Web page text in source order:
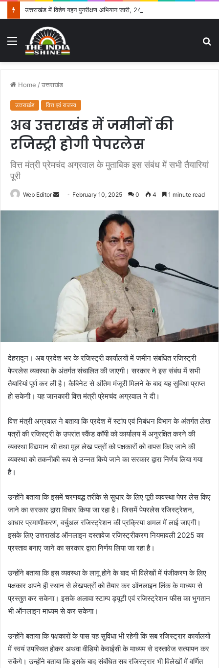
Menu
Home /उत्तराखंड
उत्तराखंड वित्त एवं राजस्व
अब उत्तराखंड में जमीनों की
रजिस्ट्री होगी पेपरलेस
वित्त मंत्री प्रेमचंद अग्रवाल के मुताबिक इस संबंध में सभी तैयारियां
पूरी
Web Editor
a
February 10, 2025 0 4 1 minute read
देहरादून। अब प्रदेश भर के रजिस्ट्री कार्यालयों में जमीन संबंधित रजिस्ट्री
पेपरलेस व्यवस्था के अंतर्गत संचालित की जाएगी। सरकार ने इस संबंध में सभी
तैयारियां पूर्ण कर ली है। कैबिनेट से अंतिम मंजूरी मिलने के बाद यह सुविधा प्राप्त
हो सकेगी। यह जानकारी वित्त मंत्री प्रेमचंद अग्रवाल ने दी।
वित्त मंत्री अग्रवाल ने बताया कि प्रदेश में स्टांप एवं निबंधन विभाग के अंतर्गत लेख
पत्रों की रजिस्ट्री के उपरांत स्कैंड कॉपी को कार्यालय में अनुरक्षित करने की
व्यवस्था विद्यमान थी तथा मूल लेख पत्रों को पक्षकारों को वापस किए जाने की
व्यवस्था को तकनीकी रूप से उन्नत किये जाने का सरकार द्वारा निर्णय लिया गया
है।
उन्होंने बताया कि इसमें चरणबद्ध तरीके से सुधार के लिए पूरी व्यवस्था पेपर लेस किए
जाने का सरकार द्वारा विचार किया जा रहा है। जिसमें पेपरलेस रजिस्ट्रेशन,
आधार प्रमाणीकरण, वर्चुअल रजिस्ट्रेशन की प्रक्रिया अमल में लाई जाएगी।
इसके लिए उत्तराखंड ऑनलाइन दस्तावेज रजिस्ट्रीकरण नियमावली 2025 का
प्रस्ताव बनाए जाने का सरकार द्वारा निर्णय लिया जा रहा है।
उन्होंने बताया कि इस व्यवस्था के लागू होने के बाद भी विलेखों में पंजीकरण के लिए
पक्षकार अपने ही स्थान से लेखपत्रों को तैयार कर ऑनलाइन लिंक के माध्यम से
प्रस्तुत कर सकेगा। इसके अलावा स्टाम्प ड्यूटी एवं रजिस्ट्रेशन फीस का भुगतान
भी ऑनलाइन माध्यम से कर सकेगा।
उन्होंने बताया कि पक्षकारों के पास यह सुविधा भी रहेगी कि सब रजिस्ट्रार कार्यालयों
में स्वयं उपस्थित होकर अथवा वीडियो केवाईसी के माध्यम से दस्तावेज सत्यापन कर
सकेंगे। उन्होंने बताया कि इसके बाद संबंधित सब रजिस्ट्रार भी विलेखों में वर्णित